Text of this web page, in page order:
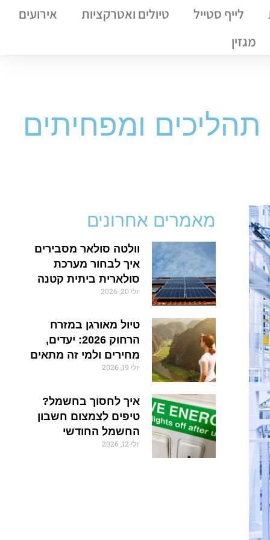
לייף סטייל טיולים ואטרקציות
אירועים
מגזין
ומפחיתים
מאמרים אחרונים
וולטה סולאר מסבירים
איך לבחור מערכת
סולארית ביתית קטנה
יולי 20, 2026
טיול מאורגן במזרח
הרחוק 2026: יעדים,
מחירים ולמי זה מתאים
יולי 19, 2026
איך לחסוך בחשמל?
טיפים לצמצום חשבון
החשמל החודשי
יולי 12, 2026